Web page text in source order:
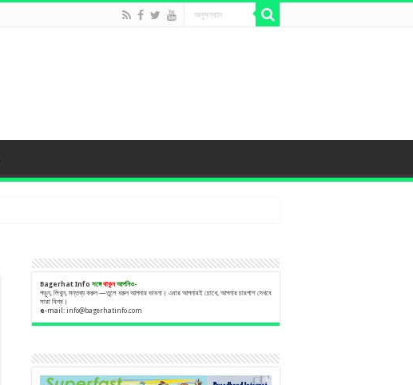
Bagerhat Info সঙ্গেথাকুনআপনিও-
পড়ুন, লিখুন, মন্তব্য করুন —তুলে ধরুন আপনার ভাবনা। এবার আপনারই চোখে, আপনার চারপাশ দেখবে
সারা বিশ্ব।
e-mail: info@bagerhatinfo.com